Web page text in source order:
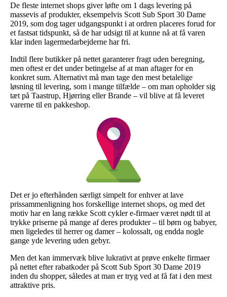
De fleste internet shops giver løfte om 1 dags levering på
massevis af produkter, eksempelvis Scott Sub Sport 30 Dame
2019, som dog tager udgangspunkt i at ordren placeres forud for
et fastsat tidspunkt, så de har udsigt til at kunne nå at få varen
klar inden lagermedarbejderne har fri.
Indtil flere butikker på nettet garanterer fragt uden beregning,
men oftest er det under betingelse af at man aftager for en
konkret sum. Alternativt må man tage den mest betalelige
løsning til levering, som i mange tilfælde – om man opholder sig
tæt på Taastrup, Hjørring eller Brande – vil blive at få leveret
varerne til en pakkeshop.
Det er jo efterhånden særligt simpelt for enhver at lave
prissammenligning hos forskellige internet shops, og med det
motiv har en lang række Scott cykler e-firmaer været nødt til at
trykke priserne på mange af deres produkter – til børn og babyer,
men ligeledes til herrer og damer – kolossalt, og endda nogle
gange yde levering uden gebyr.
Men det kan immervæk blive lukrativt at prøve enkelte firmaer
på nettet efter rabatkoder på Scott Sub Sport 30 Dame 2019
inden du shopper, således at man er tryg ved at få fat i den mest
attraktive pris.